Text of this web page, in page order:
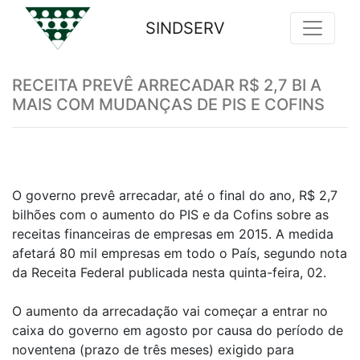
SINDSERV
RECEITA PREVÊ ARRECADAR R$ 2,7 BI A
MAIS COM MUDANÇAS DE PIS E COFINS
O governo prevê arrecadar, até o final do ano, R$ 2,7
bilhões com o aumento do PIS e da Cofins sobre as
receitas financeiras de empresas em 2015. A medida
afetará 80 mil empresas em todo o País, segundo nota
da Receita Federal publicada nesta quinta-feira, 02.
O aumento da arrecadação vai começar a entrar no
caixa do governo em agosto por causa do período de
noventena (prazo de três meses) exigido para